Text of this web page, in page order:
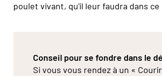
poulet vivant, qu'il leur faudra dans
Conseil pour se fondre dans le
Si vous vous rendez à un «